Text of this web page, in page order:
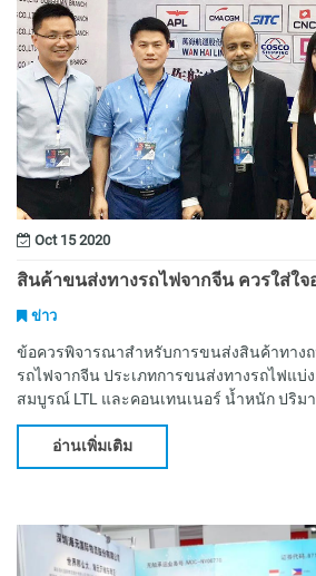
Oct 15 2020
สินค้าขนส่งทางรถไฟจากจีน ควรใส่ใจ
ข่าว
ข้อควรพิจารณาสำหรับการขนส่งสินค้าทาง
รถไฟจากจีน ประเภทการขนส่งทางรถไฟแบ่
สมบูรณ์ LTL และคอนเทนเนอร์ น้ำหนัก ปริม
ที่ต้องใช้รถไฟมากกว่าหนึ่งขบวนควรฝากไว้เ
อ่านเพิ่มเติม